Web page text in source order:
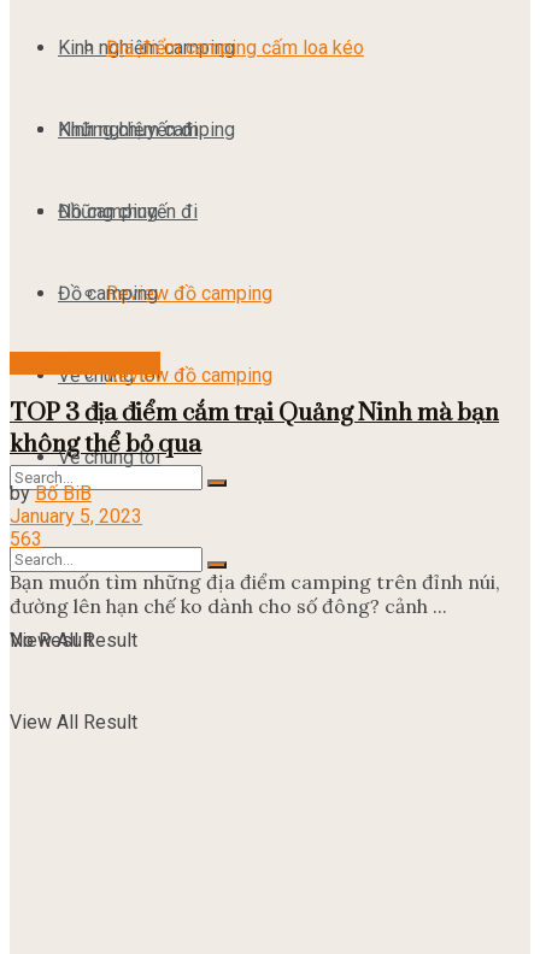
Kinh nghiệm camping
Những chuyến đi
Đồ camping
Review đồ camping
Về chúng tôi
No Result
View All Result
Địa điểm camping cấm loa kéo
Kinh nghiệm camping
Những chuyến đi
Đồ camping
Review đồ camping
Về chúng tôi
No Result
View All Result
TOP 3 địa điểm cắm trại Quảng Ninh mà bạn
không thể bỏ qua
by Bố BiB
January 5, 2023
563
Bạn muốn tìm những địa điểm camping trên đỉnh núi,
đường lên hạn chế ko dành cho số đông? cảnh ...